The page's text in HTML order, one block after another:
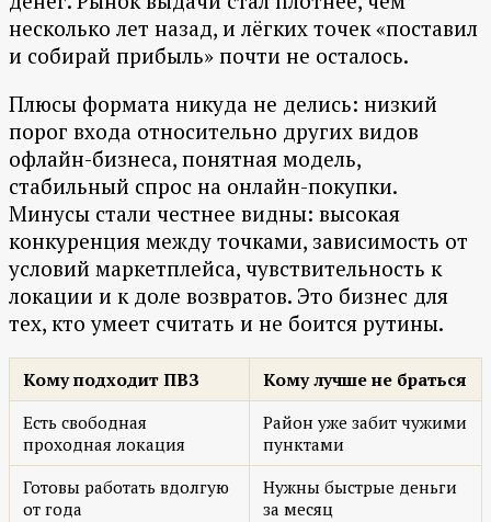
несколько лет назад, и лёгких точек «поставил
и собирай прибыль» почти не осталось.
Плюсы формата никуда не делись: низкий
порог входа относительно других видов
офлайн-бизнеса, понятная модель,
стабильный спрос на онлайн-покупки.
Минусы стали честнее видны: высокая
конкуренция между точками, зависимость от
условий маркетплейса, чувствительность к
локации и к доле возвратов. Это бизнес для
тех, кто умеет считать и не боится рутины.
Кому подходит ПВЗ
Кому лучше не браться
Есть свободная
проходная локация
Район уже забит чужими
пунктами
Готовы работать вдолгую
от года
Нужны быстрые деньги
за месяц